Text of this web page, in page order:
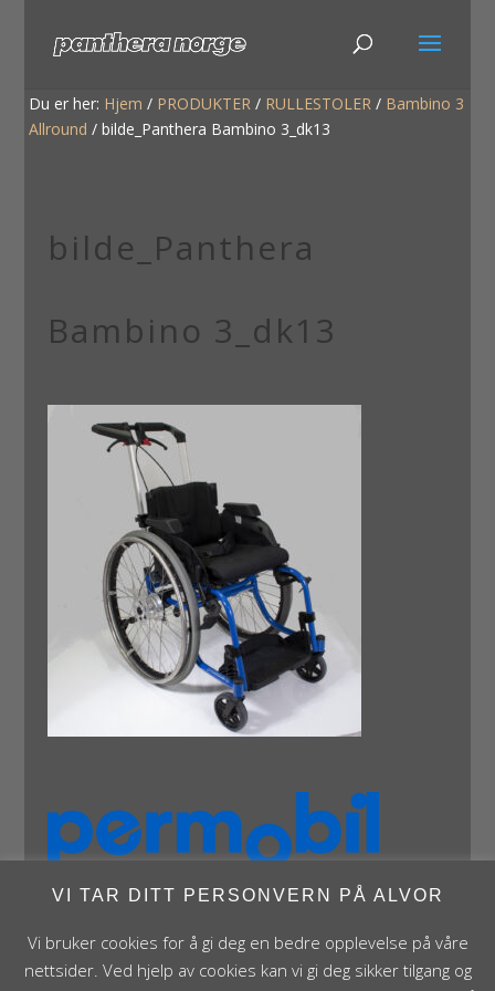
Du er her: Hjem / PRODUKTER / RULLESTOLER / Bambino 3
Allround /bilde_Panthera Bambino 3_dk13
bilde_Panthera
Bambino 3_dk13
VI TAR DITT PERSONVERN PÅ ALVOR
Vi bruker cookies for å gi deg en bedre opplevelse på våre
nettsider. Ved hjelp av cookies kan vi gi deg sikker tilgang og